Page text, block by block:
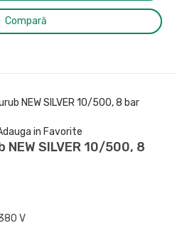
Compară
in Favorite
SILVER 10/500, 8
V